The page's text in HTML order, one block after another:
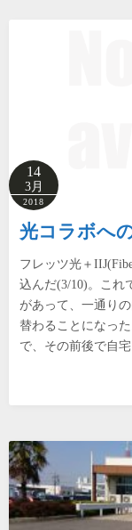
14
3月
2018
光コラボへ
フレッツ光＋
込んだ(3/10)。これ
があって、一通り
替わることになっ
で、その前後で自